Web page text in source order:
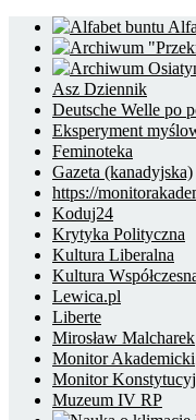
Asz Dziennik
Deutsche Welle po
Eksperyment
Feminoteka
Gazeta (kanadyjska)
https://
Koduj24
Krytyka Polityczna
Kultura Liberalna
Kultura
Lewica.pl
Liberte
Mirosław Malcharek
Monitor Akademicki
Monitor
Muzeum IV RP